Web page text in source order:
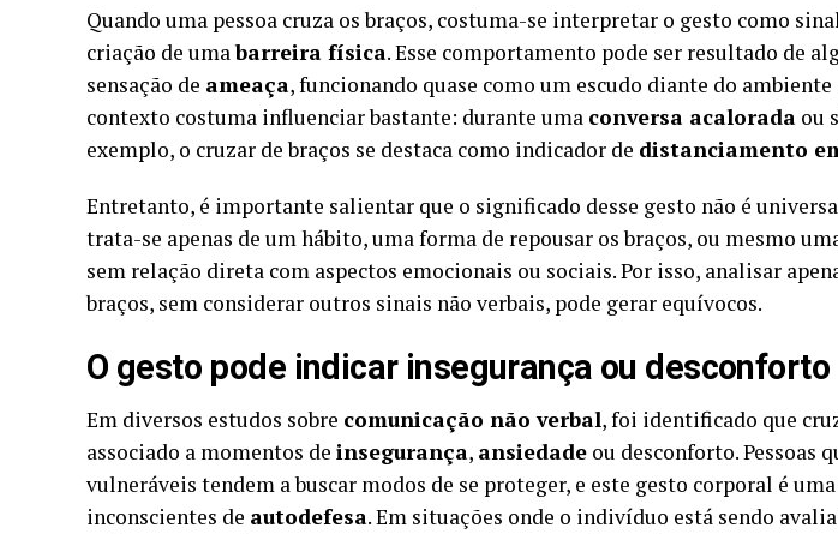
Quando uma pessoa cruza os braços, costuma-se interpretar o gesto como
criação de umabarreira física. Esse comportamento pode ser resultado de
sensação de ameaça, funcionando quase como um escudo diante do ambiente
contexto costuma influenciar bastante: durante uma conversa acalorada ou
exemplo, o cruzar de braços se destaca como indicador de distanciamento
Entretanto, é importante salientar que o significado desse gesto não é
trata-se apenas de um hábito, uma forma de repousar os braços, ou mesmo
sem relação direta com aspectos emocionais ou sociais. Por isso, analisar
braços, sem considerar outros sinais não verbais, pode gerar equívocos.
O gesto pode indicar insegurança ou desconforto
Em diversos estudos sobre comunicação não verbal, foi identificado que
associado a momentos de insegurança, ansiedade ou desconforto. Pessoas
vulneráveis tendem a buscar modos de se proteger, e este gesto corporal é
inconscientes de autodefesa. Em situações onde o indivíduo está sendo